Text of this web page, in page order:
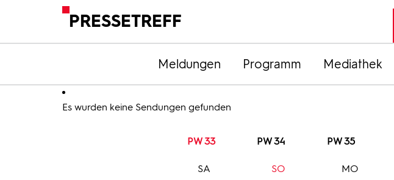
PRESSETREFF
Meldungen Programm Mediathek
Es wurden keine Sendungen gefunden
PW 33 PW 34 PW 35
SA SO MO